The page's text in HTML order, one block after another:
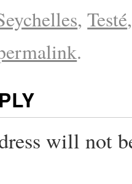
,Testé
.
will not